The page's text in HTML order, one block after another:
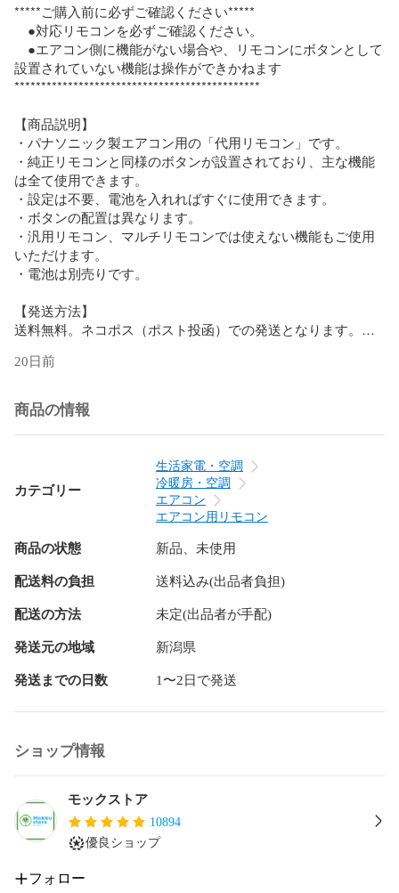
*****ご購入前に必ずご確認ください*****
●対応リモコンを必ずご確認ください。
●エアコン側に機能がない場合や、リモコンにボタンとして
設置されていない機能は操作ができかねます
**********************************************
【商品説明】
・パナソニック製エアコン用の「代用リモコン」です。
・純正リモコンと同様のボタンが設置されており、主な機能
は全て使用できます。
・設定は不要、電池を入れればすぐに使用できます。
・ボタンの配置は異なります。
・汎用リモコン、マルチリモコンでは使えない機能もご使用
いただけます。
・電池は別売りです。
【発送方法】
送料無料。ネコポス（ポスト投函）での発送となります。追
A75C4001
CWA75C4002X
CS-252CFR
CS-222CF
CS-252CF
CS-282CF
CS-22NFA
CS-28NFB
CS-40NF2B
CS-22NFE9
CS-25NFE9
CS-28NFE9
CS-40NF2E9
20日前
商品の情報
カテゴリー
生活家電・空調
冷暖房・空調
エアコン
エアコン用リモコン
商品の状態 新品、未使用
配送料の負担 送料込み(出品者負担)
配送の方法 未定(出品者が手配)
発送元の地域 新潟県
発送までの日数 1〜2日で発送
ショップ情報
モックストア
10894
優良ショップ
フォロー